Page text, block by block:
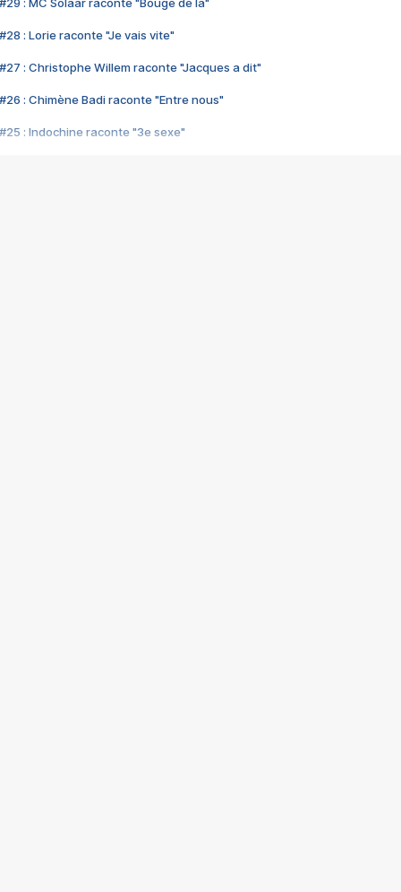
#28 : Lorie raconte "Je vais vite"
#27 : Christophe Willem raconte "Jacques a dit"
#26 : Chimène Badi raconte "Entre nous"
#25 : Indochine raconte "3e sexe"